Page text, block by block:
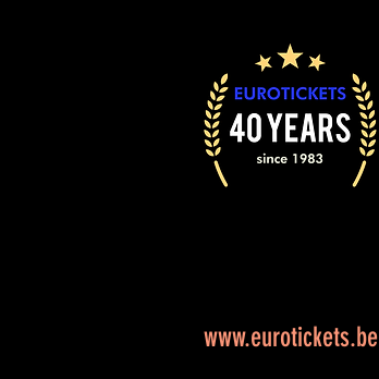
www.eurotickets.be